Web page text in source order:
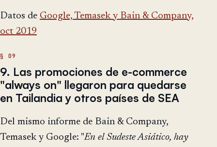
Datos de Google, Temasek y Bain & Company,
oct 2019
9. Las promociones de e-commerce
"always on" llegaron para quedarse
en Tailandia y otros países de SEA
Del mismo informe de Bain & Company,
Temasek y Google: "En el Sudeste Asiático, hay